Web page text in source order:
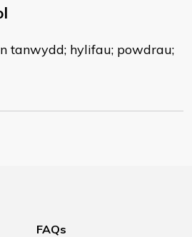
tanwydd; hylifau; powdrau;
FAQs